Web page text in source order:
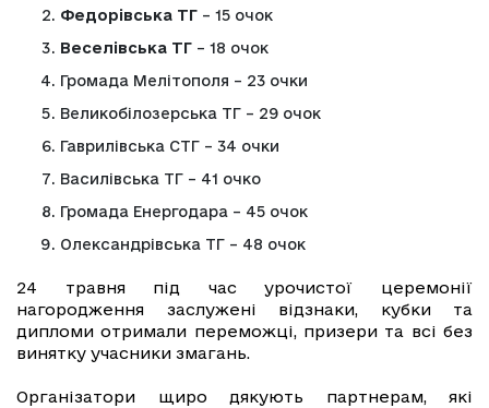
Федорівська ТГ – 15 очок
Веселівська ТГ – 18 очок
Громада Мелітополя – 23 очки
Великобілозерська ТГ – 29 очок
Гаврилівська СТГ – 34 очки
Василівська ТГ – 41 очко
Громада Енергодара – 45 очок
Олександрівська ТГ – 48 очок
24 травня під час урочистої церемонії
нагородження заслужені відзнаки, кубки та
дипломи отримали переможці, призери та всі без
винятку учасники змагань.
Організатори щиро дякують партнерам, які